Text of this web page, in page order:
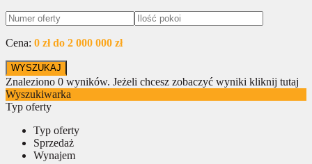
Cena: 0 zł do 2 000 000 zł
Znaleziono 0 wyników. Jeżeli chcesz zobaczyć wyniki kliknij tutaj
Wyszukiwarka
Typ oferty
Typ oferty
Sprzedaż
Wynajem